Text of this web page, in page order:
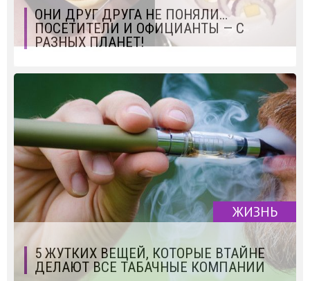
ОНИ ДРУГ ДРУГА НЕ ПОНЯЛИ…
ПОСЕТИТЕЛИ И ОФИЦИАНТЫ — С
РАЗНЫХ ПЛАНЕТ!
ЖИЗНЬ
5 ЖУТКИХ ВЕЩЕЙ, КОТОРЫЕ ВТАЙНЕ
ДЕЛАЮТ ВСЕ ТАБАЧНЫЕ КОМПАНИИ